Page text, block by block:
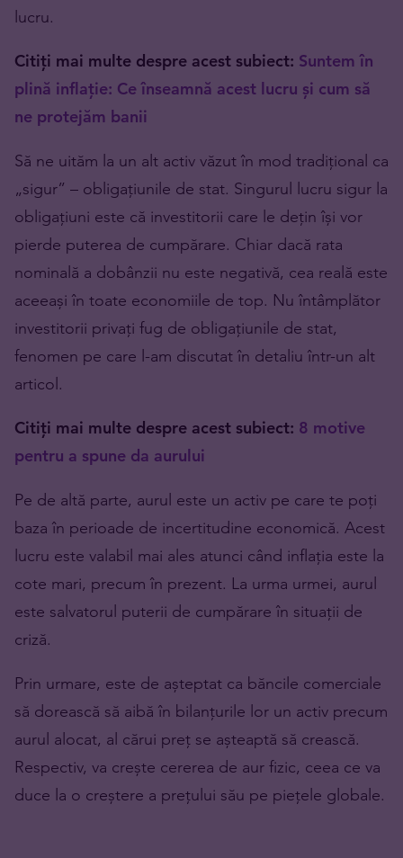
lucru.
Citiți mai multe despre acest subiect: Suntem în
plină inflație: Ce înseamnă acest lucru și cum să
ne protejăm banii
Să ne uităm la un alt activ văzut în mod tradițional ca
„sigur” – obligațiunile de stat. Singurul lucru sigur la
obligațiuni este că investitorii care le dețin își vor
pierde puterea de cumpărare. Chiar dacă rata
nominală a dobânzii nu este negativă, cea reală este
aceeași în toate economiile de top. Nu întâmplător
investitorii privați fug de obligațiunile de stat,
fenomen pe care l-am discutat în detaliu într-un alt
articol.
Citiți mai multe despre acest subiect: 8 motive
pentru a spune da aurului
Pe de altă parte, aurul este un activ pe care te poți
baza în perioade de incertitudine economică. Acest
lucru este valabil mai ales atunci când inflația este la
cote mari, precum în prezent. La urma urmei, aurul
este salvatorul puterii de cumpărare în situații de
criză.
Prin urmare, este de așteptat ca băncile comerciale
să dorească să aibă în bilanțurile lor un activ precum
aurul alocat, al cărui preț se așteaptă să crească.
Respectiv, va crește cererea de aur fizic, ceea ce va
duce la o creștere a prețului său pe piețele globale.